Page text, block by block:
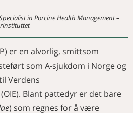
hos hund
beskytte
kampen mot
kurs og
sin
(Svine
in Porcine Health Management –
er en alvorlig, smittsom
som A-sjukdom i Norge og
Verdens
Blant pattedyr er det bare
) som regnes for å være